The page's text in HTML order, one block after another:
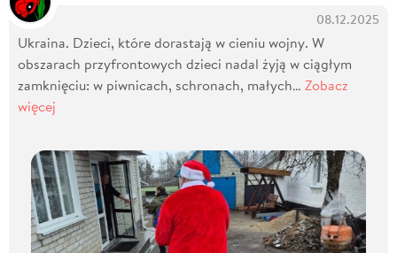
08.12.2025
Ukraina. Dzieci, które dorastają w cieniu wojny. W
obszarach przyfrontowych dzieci nadal żyją w ciągłym
zamknięciu: w piwnicach, schronach, małych… Zobacz
więcej